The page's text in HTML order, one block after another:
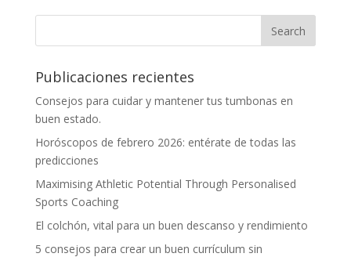
Publicaciones recientes
Consejos para cuidar y mantener tus tumbonas en
buen estado.
Horóscopos de febrero 2026: entérate de todas las
predicciones
Maximising Athletic Potential Through Personalised
Sports Coaching
El colchón, vital para un buen descanso y rendimiento
5 consejos para crear un buen currículum sin